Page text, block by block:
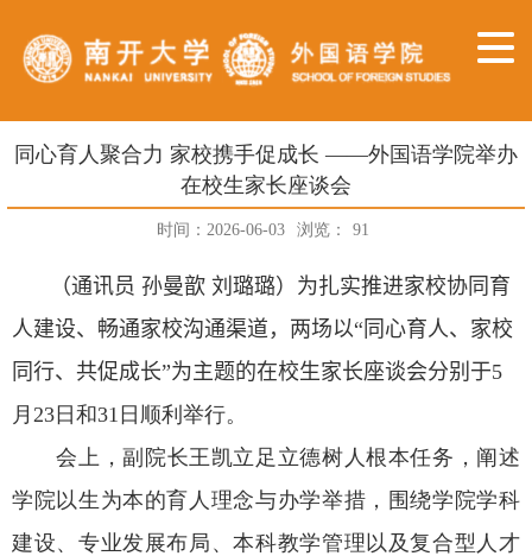
同心育人聚合力 家校携手促成长 ——外国语学院举办
在校生家长座谈会
时间：2026-06-03 浏览： 91
（通讯员 孙曼歆 刘璐璐）为扎实推进家校协同育
人建设、畅通家校沟通渠道，两场以“同心育人、家校
同行、共促成长”为主题的在校生家长座谈会分别于5
月 23日和31 日顺利举行。
会上，副院长王凯立足立德树人根本任务，阐述
学院以生为本的育人理念与办学举措，围绕学院学科
建设、专业发展布局、本科教学管理以及复合型人才